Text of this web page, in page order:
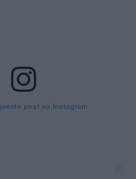
post su Instagram